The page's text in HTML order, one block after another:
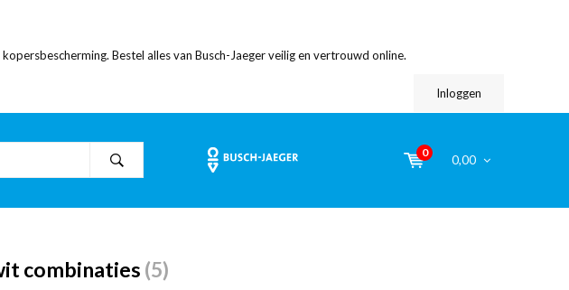
Bestel alles van Busch-Jaeger veilig en vertrouwd online.
Inloggen
0
0,00
combinaties (5)